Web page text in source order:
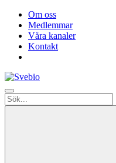
Om oss
Medlemmar
Våra kanaler
Kontakt